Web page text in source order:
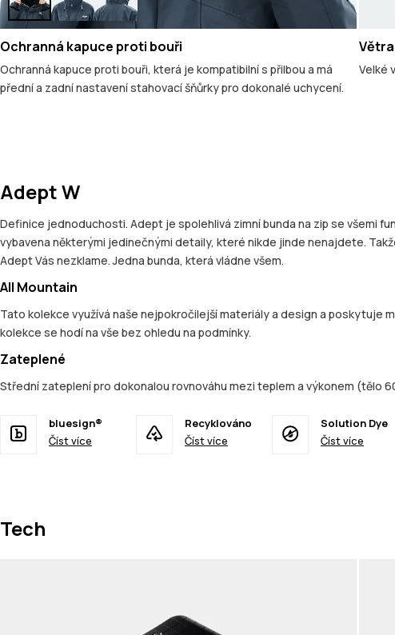
Ochranná kapuce proti bouři
Ochranná kapuce proti bouři, která je kompatibilní s přilbou a má
přední a zadní nastavení stahovací šňůrky pro dokonalé uchycení.
Velké
Adept W
Definice jednoduchosti. Adept je spolehlivá zimní bunda na zip se všemi
vybavena některými jedinečnými detaily, které nikde jinde nenajdete.
Adept Vás nezklame. Jedna bunda, která vládne všem.
All Mountain
Tato kolekce využívá naše nejpokročilejší materiály a design a poskytuje
kolekce se hodí na vše bez ohledu na podmínky.
Zateplené
Střední zateplení pro dokonalou rovnováhu mezi teplem a výkonem (tělo
bluesign®
Číst více
Recyklováno
Číst více
Solution Dye
Číst více
Tech